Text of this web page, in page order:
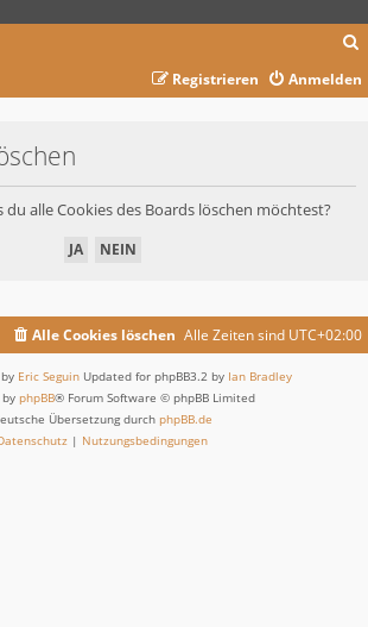
c
Anmelden
Registrieren
du alle Cookies des Boards löschen möchtest?
Alle Zeiten sind UTC+02:00
Alle Cookies löschen
Eric Seguin Updated for phpBB3.2 by Ian Bradley
phpBB® Forum Software © phpBB Limited
Übersetzung durch phpBB.de
| Nutzungsbedingungen